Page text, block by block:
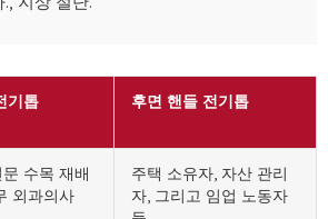
기톱 후면 핸들 전기톱
수목 재배
외과의사
주택 소유자, 자산 관리
자, 그리고 임업 노동자